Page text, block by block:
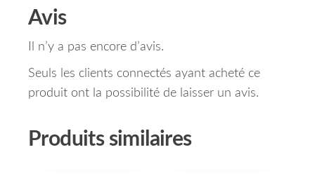
Avis
Il n’y a pas encore d’avis.
Seuls les clients connectés ayant acheté ce
produit ont la possibilité de laisser un avis.
Produits similaires